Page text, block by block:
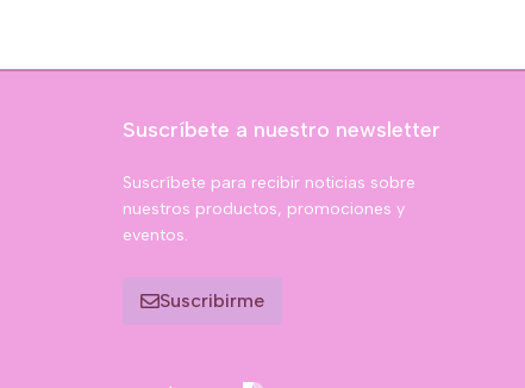
Suscríbete a nuestro newsletter
Suscríbete para recibir noticias sobre
nuestros productos, promociones y
eventos.
Suscribirme